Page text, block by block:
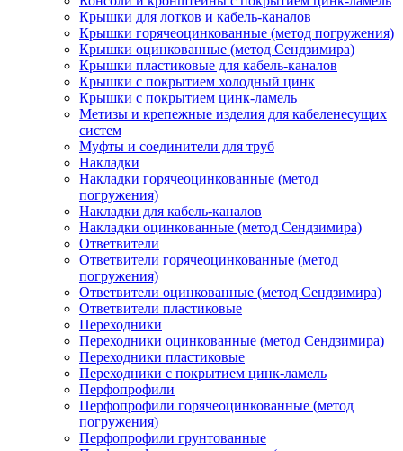
Крышки для лотков и кабель-каналов
Крышки горячеоцинкованные (метод погружения)
Крышки оцинкованные (метод Сендзимира)
Крышки пластиковые для кабель-каналов
Крышки с покрытием холодный цинк
Крышки с покрытием цинк-ламель
Метизы и крепежные изделия для кабеленесущих
систем
Муфты и соединители для труб
Накладки
Накладки горячеоцинкованные (метод
погружения)
Накладки для кабель-каналов
Накладки оцинкованные (метод Сендзимира)
Ответвители
Ответвители горячеоцинкованные (метод
погружения)
Ответвители оцинкованные (метод Сендзимира)
Ответвители пластиковые
Переходники
Переходники оцинкованные (метод Сендзимира)
Переходники пластиковые
Переходники с покрытием цинк-ламель
Перфопрофили
Перфопрофили горячеоцинкованные (метод
погружения)
Перфопрофили грунтованные